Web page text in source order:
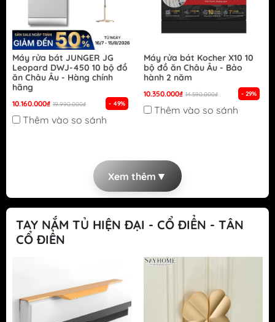
Máy rửa bát JUNGER JG
Leopard DWJ-450 10 bộ đồ
ăn Châu Âu - Hàng chính
hãng
10.160.000₫ 19.990.000₫ - 49%
Thêm vào so sánh
Máy rửa bát Kocher X10 10
bộ đồ ăn Châu Âu - Bảo
hành 2 năm
10.350.000₫ 14.590.000₫ - 29%
Thêm vào so sánh
Xem thêm ▼
TAY NẮM TỦ HIỆN ĐẠI - CỔ ĐIỂN - TÂN
CỔ ĐIỂN